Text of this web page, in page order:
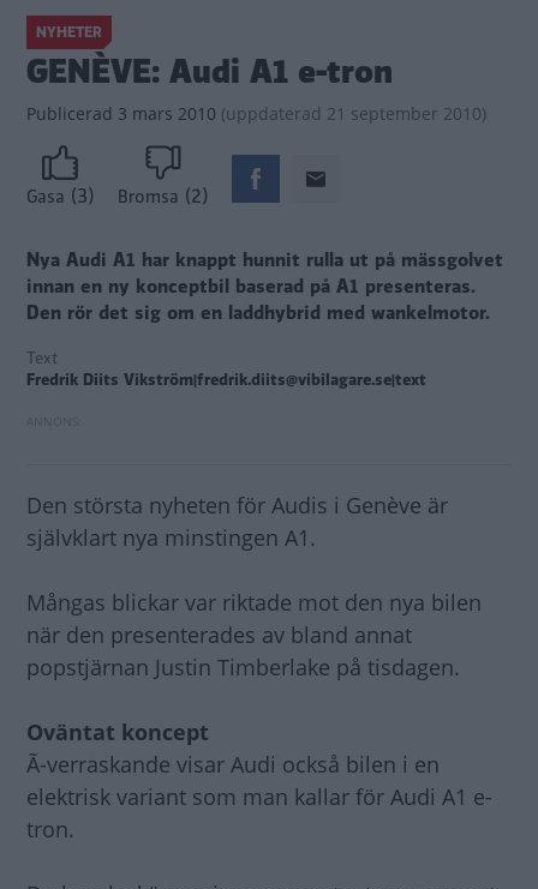
NYHETER
GENÈVE: Audi A1 e-tron
Publicerad 3 mars 2010 (uppdaterad 21 september 2010)
Gasa (3) Bromsa (2)
Nya Audi A1 har knappt hunnit rulla ut på mässgolvet
innan en ny konceptbil baserad på A1 presenteras.
Den rör det sig om en laddhybrid med wankelmotor.
Text
Fredrik Diits Vikström|fredrik.diits@vibilagare.se|text
Den största nyheten för Audis i Genève är
självklart nya minstingen A1.
Mångas blickar var riktade mot den nya bilen
när den presenterades av bland annat
popstjärnan Justin Timberlake på tisdagen.
Oväntat koncept
Ã-verraskande visar Audi också bilen i en
elektrisk variant som man kallar för Audi A1 e-
tron.